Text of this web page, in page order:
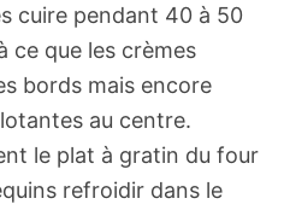
cuire pendant 40 à 50
ce que les crèmes
bords mais encore
au centre.
le plat à gratin du four
refroidir dans le